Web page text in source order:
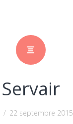
Servair
/ 22 septembre 2015